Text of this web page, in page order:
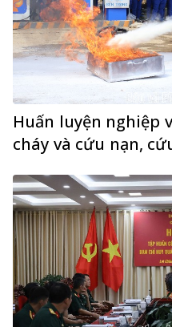
Huấn luyện nghiệp
cháy và cứu nạn,